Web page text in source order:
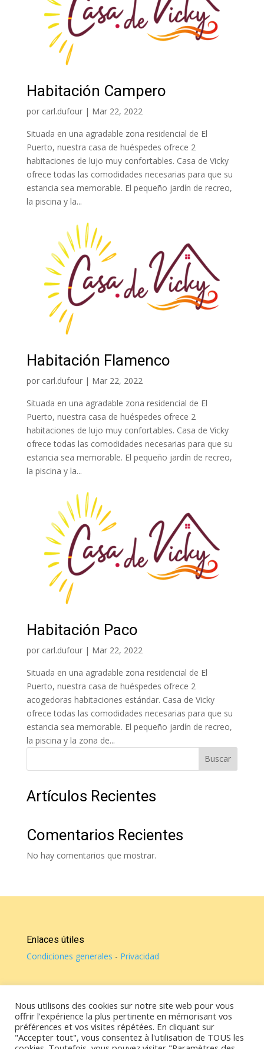
Habitación Campero
por carl.dufour| Mar 22, 2022
Situada en una agradable zona residencial de El
Puerto, nuestra casa de huéspedes ofrece 2
habitaciones de lujo muy confortables. Casa de Vicky
ofrece todas las comodidades necesarias para que su
estancia sea memorable. El pequeño jardín de recreo,
la piscina y la...
Habitación Flamenco
por carl.dufour| Mar 22, 2022
Situada en una agradable zona residencial de El
Puerto, nuestra casa de huéspedes ofrece 2
habitaciones de lujo muy confortables. Casa de Vicky
ofrece todas las comodidades necesarias para que su
estancia sea memorable. El pequeño jardín de recreo,
la piscina y la...
Habitación Paco
por carl.dufour| Mar 22, 2022
Situada en una agradable zona residencial de El
Puerto, nuestra casa de huéspedes ofrece 2
acogedoras habitaciones estándar. Casa de Vicky
ofrece todas las comodidades necesarias para que su
estancia sea memorable. El pequeño jardín de recreo,
la piscina y la zona de...
Buscar
Artículos Recientes
Comentarios Recientes
No hay comentarios que mostrar.
Enlaces útiles
Condiciones generales - Privacidad
© Casa de Vicky 2022 - Todos los derechos reservados
Contacte
Vicky : Bélgica+32 (0)470 17 19 44 / España +34 640
Nous utilisons des cookies sur notre site web pour vous
offrir l'expérience la plus pertinente en mémorisant vos
préférences et vos visites répétées. En cliquant sur
"Accepter tout", vous consentez à l'utilisation de TOUS les